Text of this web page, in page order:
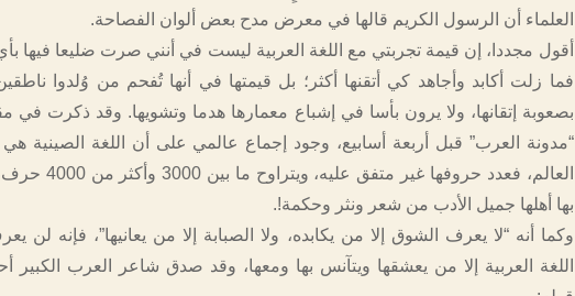
العلماء أن الرسول الكريم قالها في معرض مدح بعض ألوان الفصاحة.
أقول مجددا، إن قيمة تجربتي مع اللغة العربية ليست في أنني صرت ضليعا فيها
فما زلت أكابد وأجاهد كي أتقنها أكثر؛ بل قيمتها في أنها تُفحم من وُلدوا ناطقين
بصعوبة إتقانها، ولا يرون بأسا في إشباع معمارها هدما وتشويها. وقد ذكرت في
“مدونة العرب” قبل أربعة أسابيع، وجود إجماع عالمي على أن اللغة الصينية
العالم، فعدد حروفها
بها أهلها جميل الأدب من شعر ونثر وحكمة!.
وكما أنه “لا يعرف الشوق إلا من يكابده، ولا الصبابة إلا من يعانيها”، فإنه لن
اللغة العربية إلا من يعشقها ويتآنس بها ومعها، وقد صدق شاعر العرب